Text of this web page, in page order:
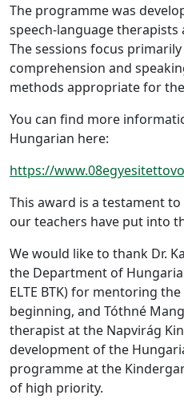
The programme was
speech-language
The sessions focus
comprehension and
methods appropriate for
You can find more
Hungarian here:
https://
This award is a testament
our teachers have put into
We would like to thank Dr.
the Department of
ELTE BTK) for mentoring
beginning, and Tóthné
therapist at the Napvirág
development of the
programme at the
of high priority.